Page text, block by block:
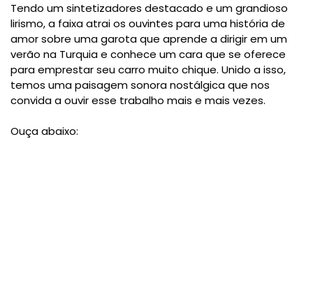
Tendo um sintetizadores destacado e um grandioso
lirismo, a faixa atrai os ouvintes para uma história de
amor sobre uma garota que aprende a dirigir em um
verão na Turquia e conhece um cara que se oferece
para emprestar seu carro muito chique. Unido a isso,
temos uma paisagem sonora nostálgica que nos
convida a ouvir esse trabalho mais e mais vezes.
Ouça abaixo: